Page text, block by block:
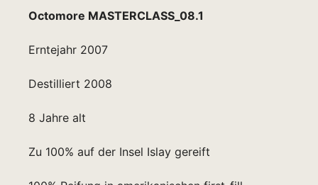
Octomore MASTERCLASS_08.1
Erntejahr 2007
Destilliert 2008
8 Jahre alt
Zu 100% auf der Insel Islay gereift